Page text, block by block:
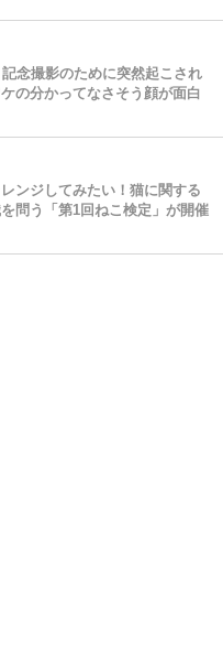
念撮影のために突然起こされ
の分かってなさそう顔が面白
ンジしてみたい！猫に関する
問う「第1回ねこ検定」が開催